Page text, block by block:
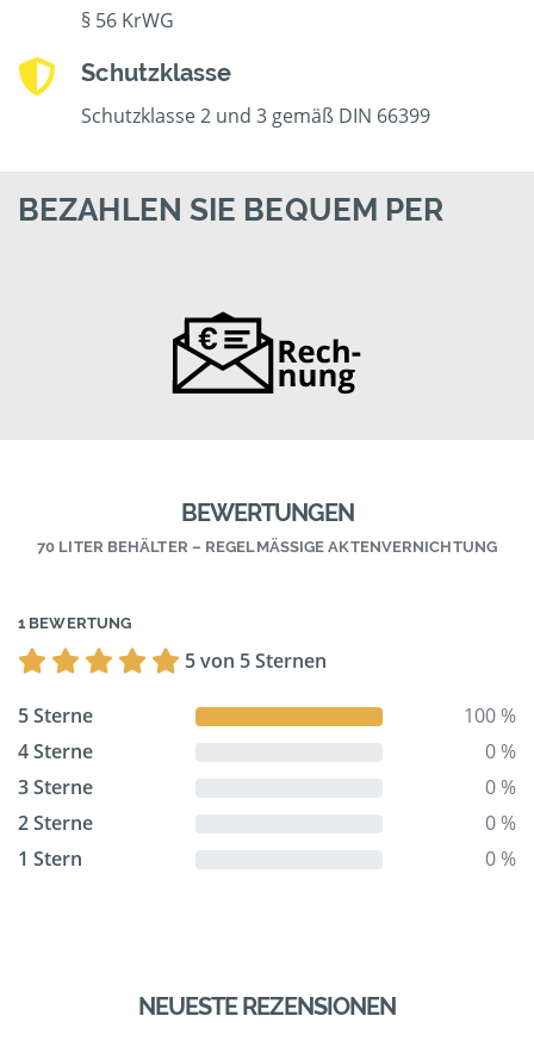
§ 56 KrWG
Schutzklasse
Schutzklasse 2 und 3 gemäß DIN 66399
BEZAHLEN SIE BEQUEM PER
BEWERTUNGEN
70 LITER BEHÄLTER – REGELMÄSSIGE AKTENVERNICHTUNG
1 BEWERTUNG
5 von 5 Sternen
5 Sterne
100 %
4 Sterne
0 %
3 Sterne
0 %
2 Sterne
0 %
1 Stern
0 %
NEUESTE REZENSIONEN